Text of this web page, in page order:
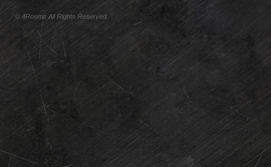
© 4Rooms All Rights Reserved.